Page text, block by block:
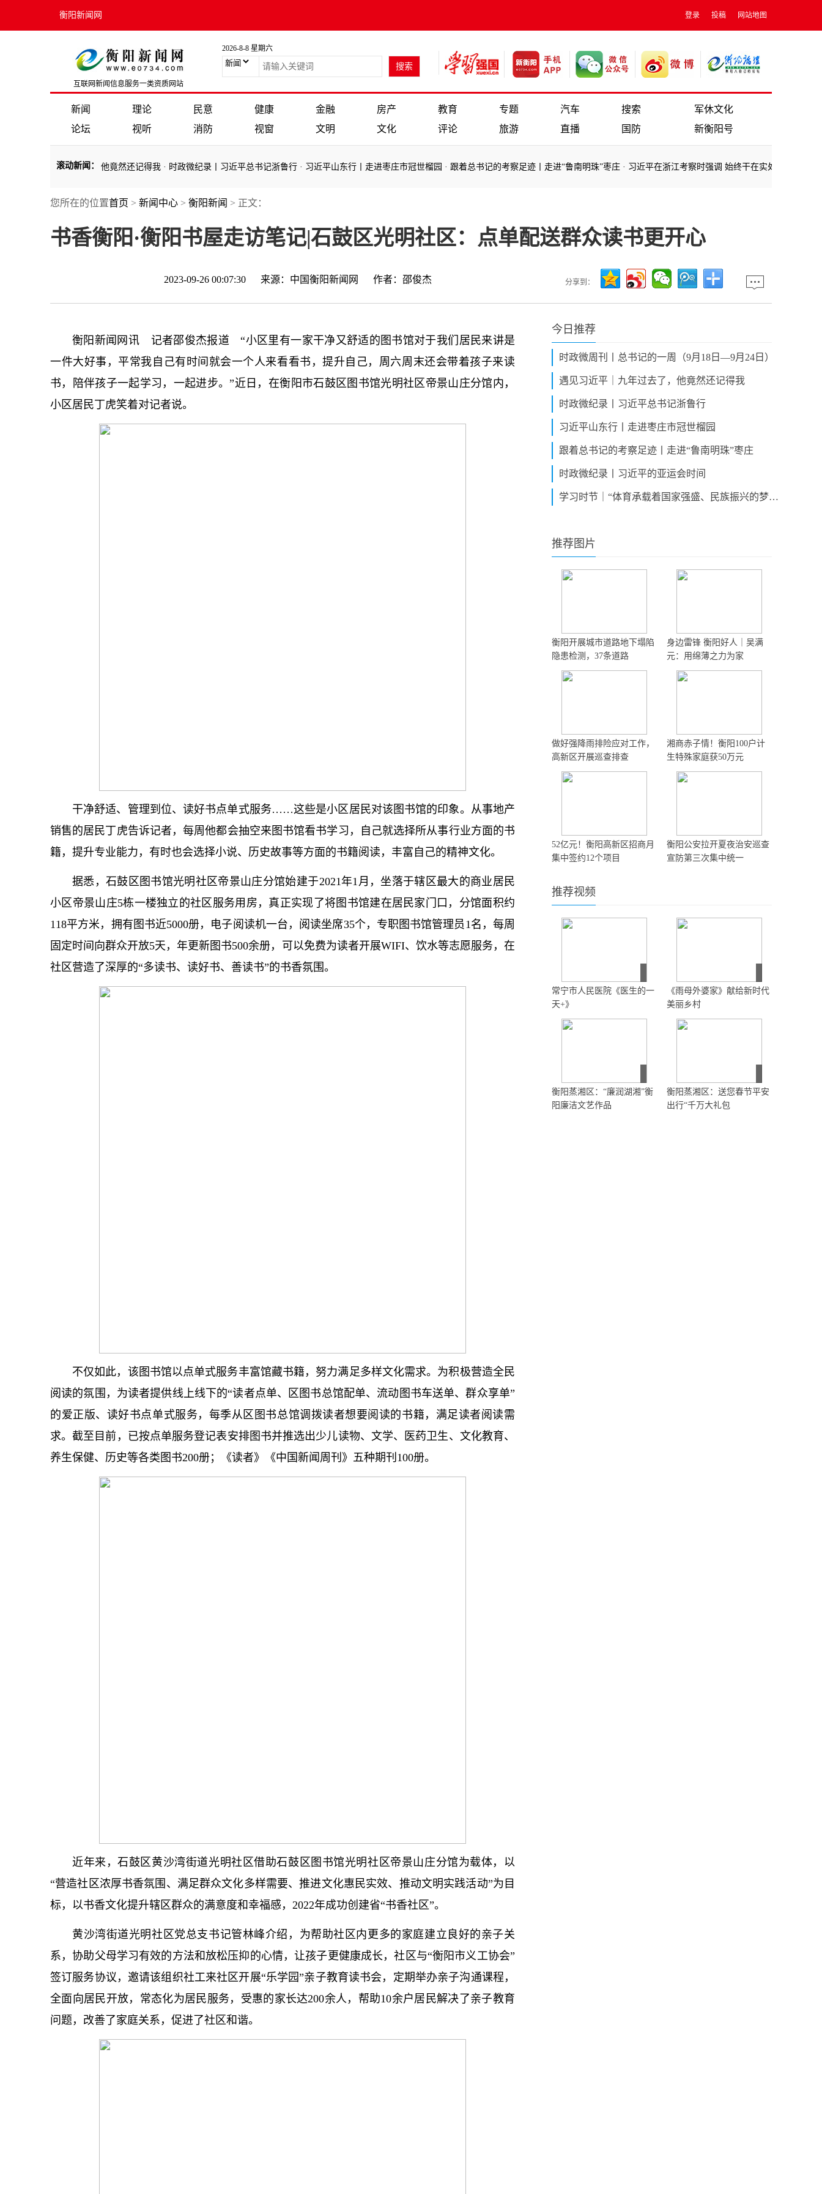
衡阳新闻网 登录 投稿 网站地图
互联网新闻信息服务一类资质网站
2026-8-8 星期六
新闻 理论 民意 健康 金融 房产 教育 专题 汽车 搜索
军休文化
论坛
视听 消防 视窗 文明 文化 评论 旅游 直播 国防 新衡阳号
滚动新闻 ：
平｜九年过去了，他竟然还记得我·时政微纪录丨习近平总书记浙鲁行·习近平山东行丨走进枣庄市冠世榴园·跟着总书记的考察足迹丨走进“鲁南明珠”枣庄·习近平在浙江考察时强调 始终干在实处走在前列勇立潮
平｜九年过去了，他竟然还记得我 ·时政微纪录丨习近平总书记浙鲁行
您所在的位置首页 > 新闻中心 > 衡阳新闻 > 正文：
书香衡阳·衡阳书屋走访笔记|石鼓区光明社区：点单配送群众读书更开心
2023-09-26 00:07:30 来源： 中国衡阳新闻网 作者：邵俊杰 分享到：
衡阳新闻网讯 记者邵俊杰报道 “小区里有一家干净又舒适的图书馆对于我们居民来讲是
一件大好事，平常我自己有时间就会一个人来看看书，提升自己，周六周末还会带着孩子来读
书，陪伴孩子一起学习，一起进步。”近日，在衡阳市石鼓区图书馆光明社区帝景山庄分馆内，
小区居民丁虎笑着对记者说。
干净舒适、管理到位、读好书点单式服务……这些是小区居民对该图书馆的印象。从事地产
销售的居民丁虎告诉记者，每周他都会抽空来图书馆看书学习，自己就选择所从事行业方面的书
籍，提升专业能力，有时也会选择小说、历史故事等方面的书籍阅读，丰富自己的精神文化。
据悉，石鼓区图书馆光明社区帝景山庄分馆始建于2021年1月，坐落于辖区最大的商业居民
小区帝景山庄5栋一楼独立的社区服务用房，真正实现了将图书馆建在居民家门口，分馆面积约
118平方米，拥有图书近5000册，电子阅读机一台，阅读坐席35个，专职图书馆管理员1名，每周
固定时间向群众开放5天，年更新图书500余册，可以免费为读者开展WIFI、饮水等志愿服务，在
社区营造了深厚的“多读书、读好书、善读书”的书香氛围。
不仅如此，该图书馆以点单式服务丰富馆藏书籍，努力满足多样文化需求。为积极营造全民
阅读的氛围，为读者提供线上线下的“读者点单、区图书总馆配单、流动图书车送单、群众享单”
的爱正版、读好书点单式服务，每季从区图书总馆调拨读者想要阅读的书籍，满足读者阅读需
求。截至目前，已按点单服务登记表安排图书并推选出少儿读物、文学、医药卫生、文化教育、
养生保健、历史等各类图书200册；《读者》《中国新闻周刊》五种期刊100册。
近年来，石鼓区黄沙湾街道光明社区借助石鼓区图书馆光明社区帝景山庄分馆为载体，以
“营造社区浓厚书香氛围、满足群众文化多样需要、推进文化惠民实效、推动文明实践活动”为目
标，以书香文化提升辖区群众的满意度和幸福感，2022年成功创建省“书香社区”。
黄沙湾街道光明社区党总支书记管林峰介绍，为帮助社区内更多的家庭建立良好的亲子关
系，协助父母学习有效的方法和放松压抑的心情，让孩子更健康成长，社区与“衡阳市义工协会”
签订服务协议，邀请该组织社工来社区开展“乐学园”亲子教育读书会，定期举办亲子沟通课程，
全面向居民开放，常态化为居民服务，受惠的家长达200余人，帮助10余户居民解决了亲子教育
问题，改善了家庭关系，促进了社区和谐。
今日推荐
时政微周刊丨总书记的一周（9月18日—9月24日）
遇见习近平｜九年过去了，他竟然还记得我
时政微纪录丨习近平总书记浙鲁行
习近平山东行丨走进枣庄市冠世榴园
跟着总书记的考察足迹丨走进“鲁南明珠”枣庄
时政微纪录丨习近平的亚运会时间
学习时节｜“体育承载着国家强盛、民族振兴的梦想”
推荐图片
衡阳开展城市道路地下塌陷
隐患检测，37条道路
身边雷锋 衡阳好人｜吴满
元：用绵薄之力为家
做好强降雨排险应对工作，
高新区开展巡查排查
湘商赤子情！衡阳100户计
生特殊家庭获50万元
52亿元！衡阳高新区招商月
集中签约12个项目
衡阳公安拉开夏夜治安巡查
宣防第三次集中统一
推荐视频
常宁市人民医院《医生的一
天+》
《雨母外婆家》献给新时代
美丽乡村
衡阳蒸湘区：“廉润湖湘”衡
阳廉洁文艺作品
衡阳蒸湘区：送您春节平安
出行“千万大礼包